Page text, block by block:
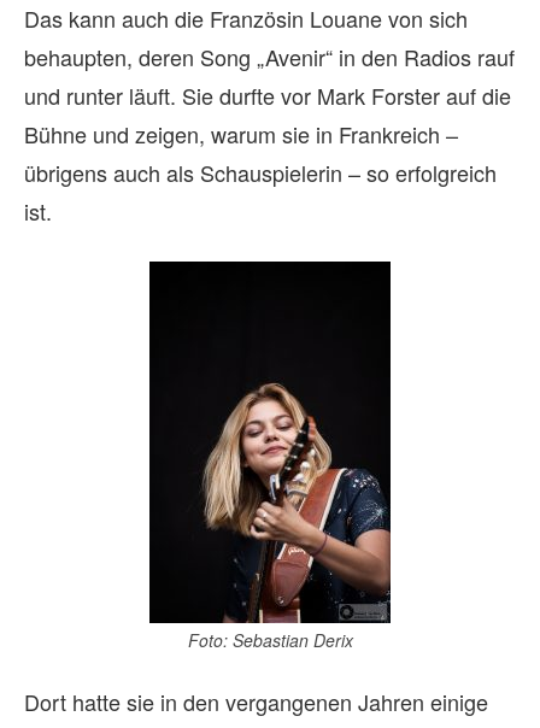
Das kann auch die Französin Louane von sich
behaupten, deren Song „Avenir“ in den Radios rauf
und runter läuft. Sie durfte vor Mark Forster auf die
Bühne und zeigen, warum sie in Frankreich –
übrigens auch als Schauspielerin – so erfolgreich
ist.
Foto: Sebastian Derix
Dort hatte sie in den vergangenen Jahren einige